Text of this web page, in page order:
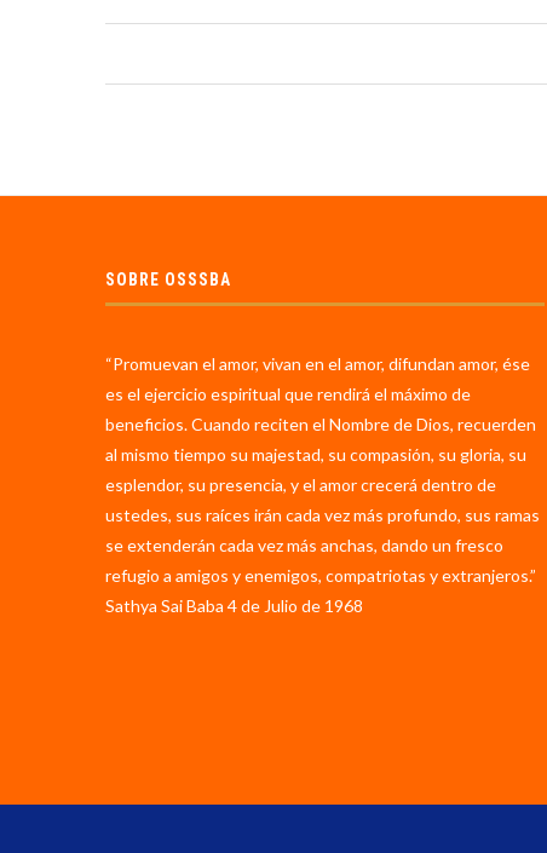
SOBRE OSSSBA
“Promuevan el amor, vivan en el amor, difundan amor, ése
es el ejercicio espiritual que rendirá el máximo de
beneficios. Cuando reciten el Nombre de Dios, recuerden
al mismo tiempo su majestad, su compasión, su gloria, su
esplendor, su presencia, y el amor crecerá dentro de
ustedes, sus raíces irán cada vez más profundo, sus ramas
se extenderán cada vez más anchas, dando un fresco
refugio a amigos y enemigos, compatriotas y extranjeros.”
Sathya Sai Baba 4 de Julio de 1968